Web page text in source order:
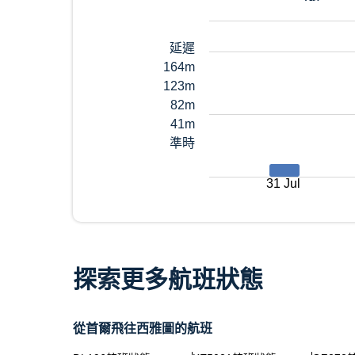
延遲
164m
123m
82m
41m
準時
31 Jul
探索更多航班狀態
從首爾飛往西雅圖的航班